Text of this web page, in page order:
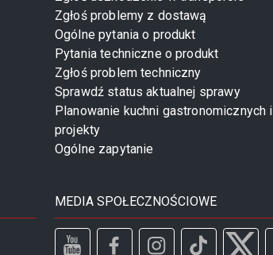
Zgłoś problemy z dostawą
Ogólne pytania o produkt
Pytania techniczne o produkt
Zgłoś problem techniczny
Sprawdź status aktualnej sprawy
Planowanie kuchni gastronomicznych i
projekty
Ogólne zapytanie
MEDIA SPOŁECZNOŚCIOWE